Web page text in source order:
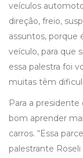
veículos
direção, freio,
assuntos, porque
veículo, para que
essa palestra foi
muitas têm
Para a presidente
bom aprender
carros. “Essa
palestrante